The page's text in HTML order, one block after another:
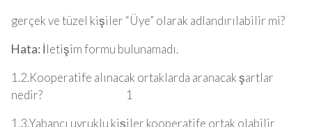
gerçek ve tüzel kişiler “Üye” olarak adlandırılabilir mi?
Hata: İletişim formu bulunamadı.
1.2.Kooperatife alınacak ortaklarda aranacak şartlar
nedir? 1
1.3.Yabancı uyruklu kişiler kooperatife ortak olabilir